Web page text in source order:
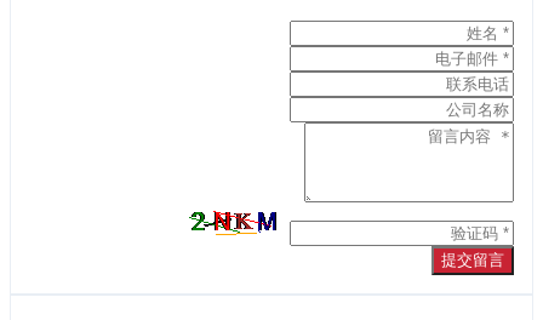
提交留言